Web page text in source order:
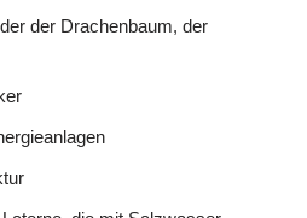
der Drachenbaum, der